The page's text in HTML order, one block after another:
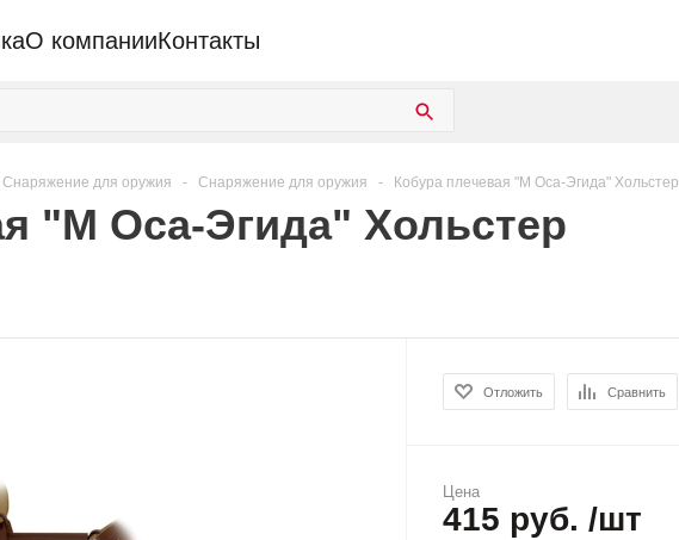
О компанииКонтакты
Снаряжение для оружия - Снаряжение для оружия - Кобура плечевая "М Оса-Эгида" Хольстер
"М Оса-Эгида" Хольстер
Отложить Сравнить
Цена
415 руб. /шт